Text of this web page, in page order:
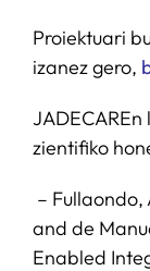
Proiektuari
izanez gero,
zientifiko
– Fullaondo,
and de
Enabled